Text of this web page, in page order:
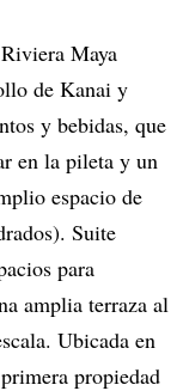
Maya
de Kanai y
y bebidas, que
en la pileta y un
espacio de
Suite
para
amplia terraza al
Ubicada en
propiedad